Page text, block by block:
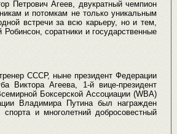
Петрович Агеев, двукратный чемпион
и потомкам не только уникальным
встречи за всю карьеру, но и тем,
соратники и государственные
СССР, ныне президент Федерации
Виктора Агеева, 1-й вице-президент
Боксерской Ассоциации (WBA)
Владимира Путина был награжден
и многолетний добросовестный